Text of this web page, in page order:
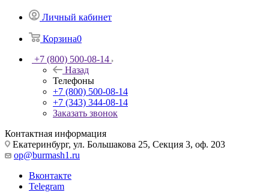
Личный кабинет
Корзина0
+7 (800) 500-08-14
Назад
Телефоны
+7 (800) 500-08-14
+7 (343) 344-08-14
Заказать звонок
Контактная информация
Екатеринбург, ул. Большакова 25, Секция 3, оф. 203
op@burmash1.ru
Вконтакте
Telegram